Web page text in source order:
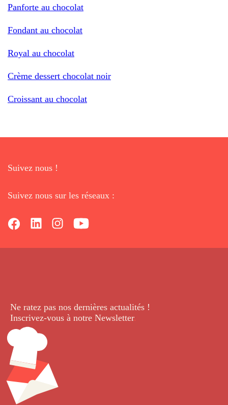
Panforte au chocolat
Fondant au chocolat
Royal au chocolat
Crème dessert chocolat noir
Croissant au chocolat
Suivez nous !
Suivez nous sur les réseaux :
Ne ratez pas nos dernières actualités !
Inscrivez-vous à notre Newsletter.